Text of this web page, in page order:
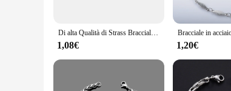
Di alta Qualità di Strass Braccialetti con ciondoli Zircone Multi-Strato In Acciaio Inox Fine Del Braccialetto Del Braccialetto Per Le Donne Amico best Regalo
1,08€ 1,20€